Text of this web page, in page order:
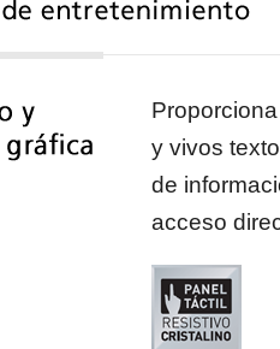
y vivos
de
acceso